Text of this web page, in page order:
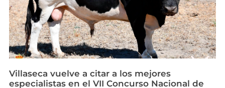
Villaseca vuelve a citar a los mejores
especialistas en el VII Concurso Nacional de